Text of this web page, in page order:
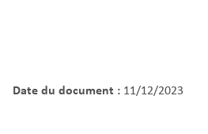
Date du document : 11/12/2023